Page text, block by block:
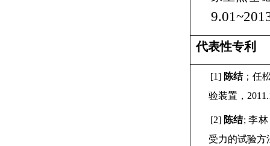
代表性专利
[1] 陈结；任
验装置，
[2] 陈结;李
受力的试验方